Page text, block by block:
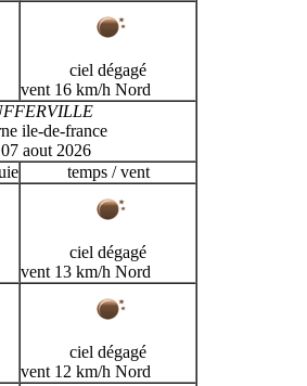
ciel dégagé
vent 16 km/h Nord
ile-de-france
aout 2026
temps / vent
ciel dégagé
vent 13 km/h Nord
ciel dégagé
vent 12 km/h Nord